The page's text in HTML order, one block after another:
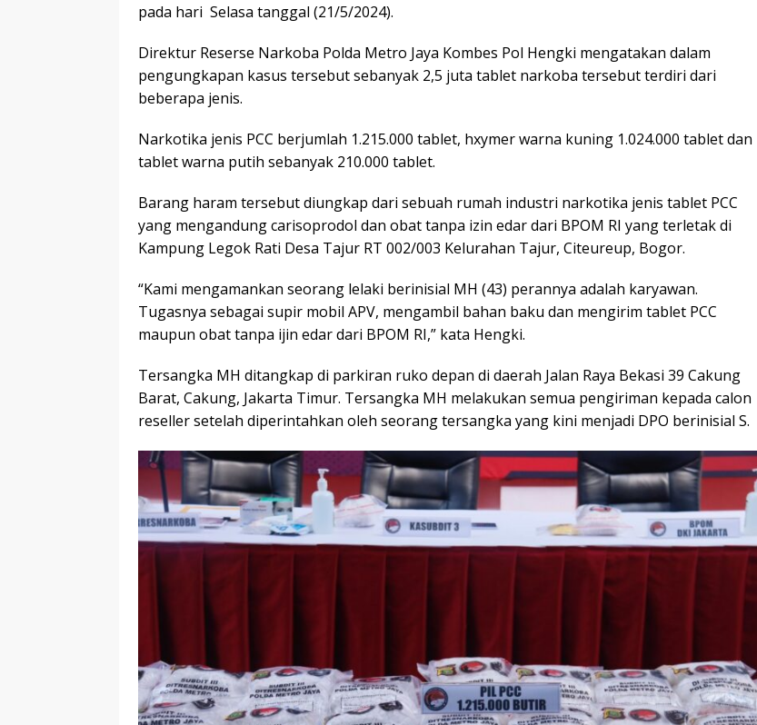
pada hari Selasa tanggal (21/5/2024).
Direktur Reserse Narkoba Polda Metro Jaya Kombes Pol Hengki mengatakan dalam
pengungkapan kasus tersebut sebanyak 2,5 juta tablet narkoba tersebut terdiri dari
beberapa jenis.
Narkotika jenis PCC berjumlah 1.215.000 tablet, hxymer warna kuning 1.024.000 tablet dan
tablet warna putih sebanyak 210.000 tablet.
Barang haram tersebut diungkap dari sebuah rumah industri narkotika jenis tablet PCC
yang mengandung carisoprodol dan obat tanpa izin edar dari BPOM RI yang terletak di
Kampung Legok Rati Desa Tajur RT 002/003 Kelurahan Tajur, Citeureup, Bogor.
“Kami mengamankan seorang lelaki berinisial MH (43) perannya adalah karyawan.
Tugasnya sebagai supir mobil APV, mengambil bahan baku dan mengirim tablet PCC
maupun obat tanpa ijin edar dari BPOM RI,” kata Hengki.
Tersangka MH ditangkap di parkiran ruko depan di daerah Jalan Raya Bekasi 39 Cakung
Barat, Cakung, Jakarta Timur. Tersangka MH melakukan semua pengiriman kepada calon
reseller setelah diperintahkan oleh seorang tersangka yang kini menjadi DPO berinisial S.